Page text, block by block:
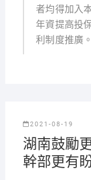
者均得加入
年資提高投
利制度推廣。
2021-08-19
湖南鼓勵
幹部更有